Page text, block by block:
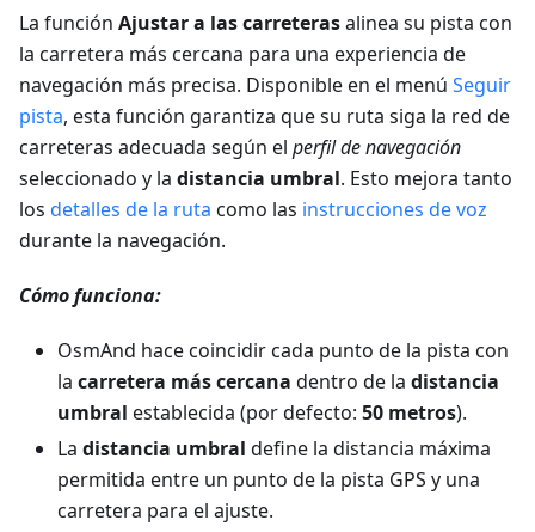
La función Ajustar a las carreterasalinea su pista con
la carretera más cercana para una experiencia de
navegación más precisa. Disponible en el menú Seguir
pista, esta función garantiza que su ruta siga la red de
carreteras adecuada según el perfil de navegación
seleccionado y la distancia umbral. Esto mejora tanto
los detalles de la ruta como las instrucciones de voz
durante la navegación.
Cómo funciona:
OsmAnd hace coincidir cada punto de la pista con
la carretera más cercana dentro de la distancia
umbral establecida (por defecto: 50 metros).
La distancia umbral define la distancia máxima
permitida entre un punto de la pista GPS y una
carretera para el ajuste.